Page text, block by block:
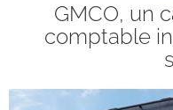
GMCO, un
comptable